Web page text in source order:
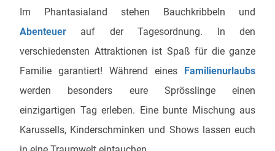
Im Phantasialand stehen Bauchkribbeln und
Abenteuer auf der Tagesordnung. In den
verschiedensten Attraktionen ist Spaß für die ganze
Familie garantiert! Während eines Familienurlaubs
werden besonders eure Sprösslinge einen
einzigartigen Tag erleben. Eine bunte Mischung aus
Karussells, Kinderschminken und Shows lassen euch